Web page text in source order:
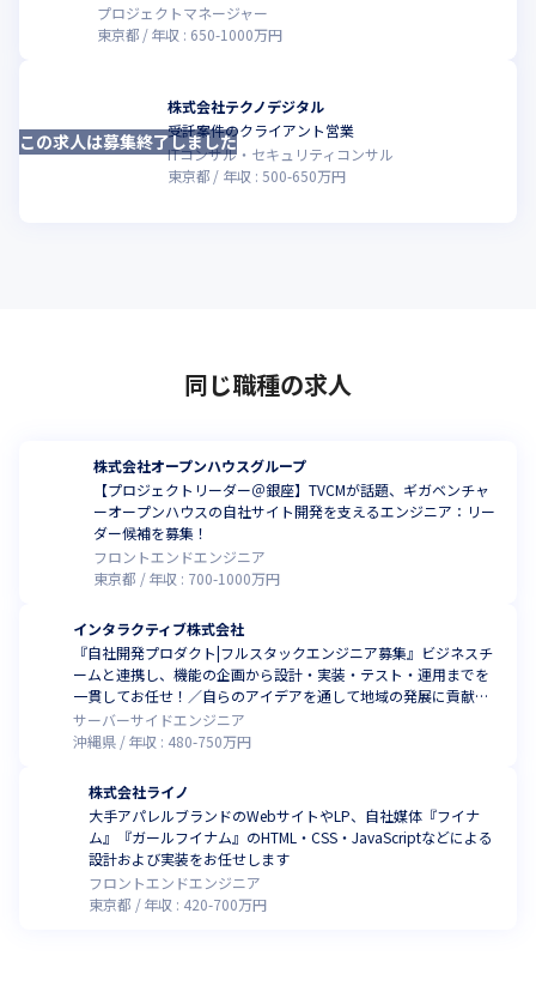
プロジェクトマネージャー
東京都
年収 : 650-1000万円
株式会社テクノデジタル
受託案件のクライアント営業
ITコンサル・セキュリティコンサル
東京都
年収 : 500-650万円
この求人は募集終了しました
同じ職種の求人
株式会社オープンハウスグループ
【プロジェクトリーダー＠銀座】TVCMが話題、ギガベンチャ
ーオープンハウスの自社サイト開発を支えるエンジニア：リー
ダー候補を募集！
フロントエンドエンジニア
東京都
年収 : 700-1000万円
インタラクティブ株式会社
『自社開発プロダクト|フルスタックエンジニア募集』ビジネスチ
ームと連携し、機能の企画から設計・実装・テスト・運用までを
一貫してお任せ！／自らのアイデアを通して地域の発展に貢献し
ませんか？(フルリモート可)
サーバーサイドエンジニア
沖縄県
年収 : 480-750万円
株式会社ライノ
大手アパレルブランドのWebサイトやLP、自社媒体『フイナ
ム』『ガールフイナム』のHTML・CSS・JavaScriptなどによる
設計および実装をお任せします
フロントエンドエンジニア
東京都
年収 : 420-700万円